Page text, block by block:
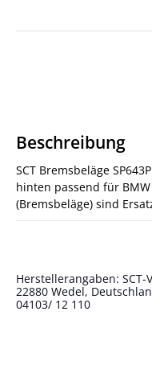
Beschreibung
SCT Bremsbeläge
hinten passend für BMW
(Bremsbeläge) sind
Herstellerangaben:
22880 Wedel,
04103/ 12 110